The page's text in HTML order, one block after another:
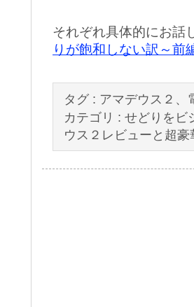
それぞれ具体的にお話
りが飽和しない訳～前
タグ : アマデウス２、
カテゴリ : せどりをビ
ウス２レビューと超豪